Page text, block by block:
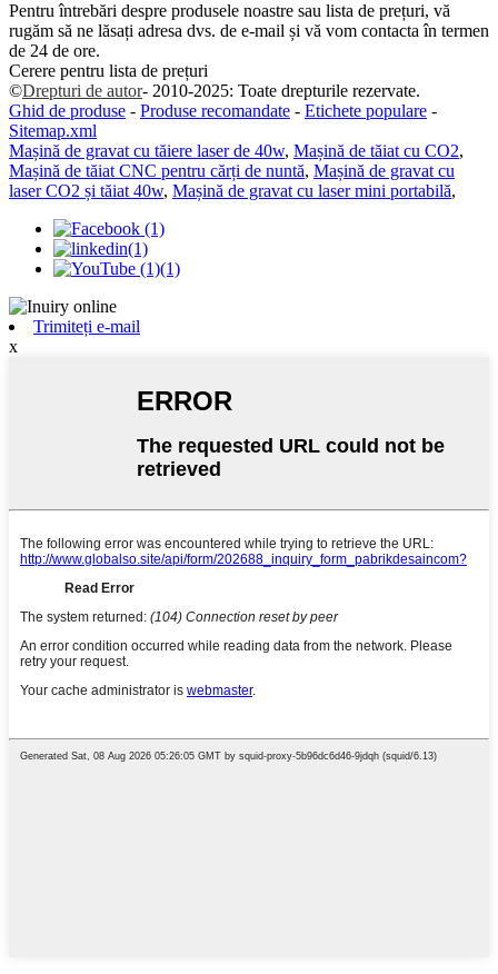
Pentru întrebări despre produsele noastre sau lista de prețuri, vă
rugăm să ne lăsați adresa dvs. de e-mail și vă vom contacta în termen
de 24 de ore.
Cerere pentru lista de prețuri
©Drepturi de autor- 2010-2025: Toate drepturile rezervate.
Ghid de produse - Produse recomandate - Etichete populare -
Sitemap.xml
Mașină de gravat cu tăiere laser de 40w, Mașină de tăiat cu CO2,
Mașină de tăiat CNC pentru cărți de nuntă, Mașină de gravat cu
laser CO2 și tăiat 40w, Mașină de gravat cu laser mini portabilă,
Trimiteți e-mail
x